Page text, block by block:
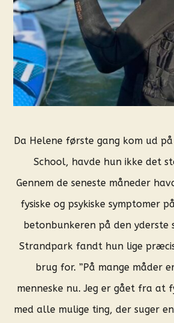
Da Helene første gang kom ud
School, havde hun ikke det
Gennem de seneste måneder
fysiske og psykiske symptomer
betonbunkeren på den yderste
Strandpark fandt hun lige
brug for. ”På mange måder
menneske nu. Jeg er gået fra at
med alle mulige ting, der suger